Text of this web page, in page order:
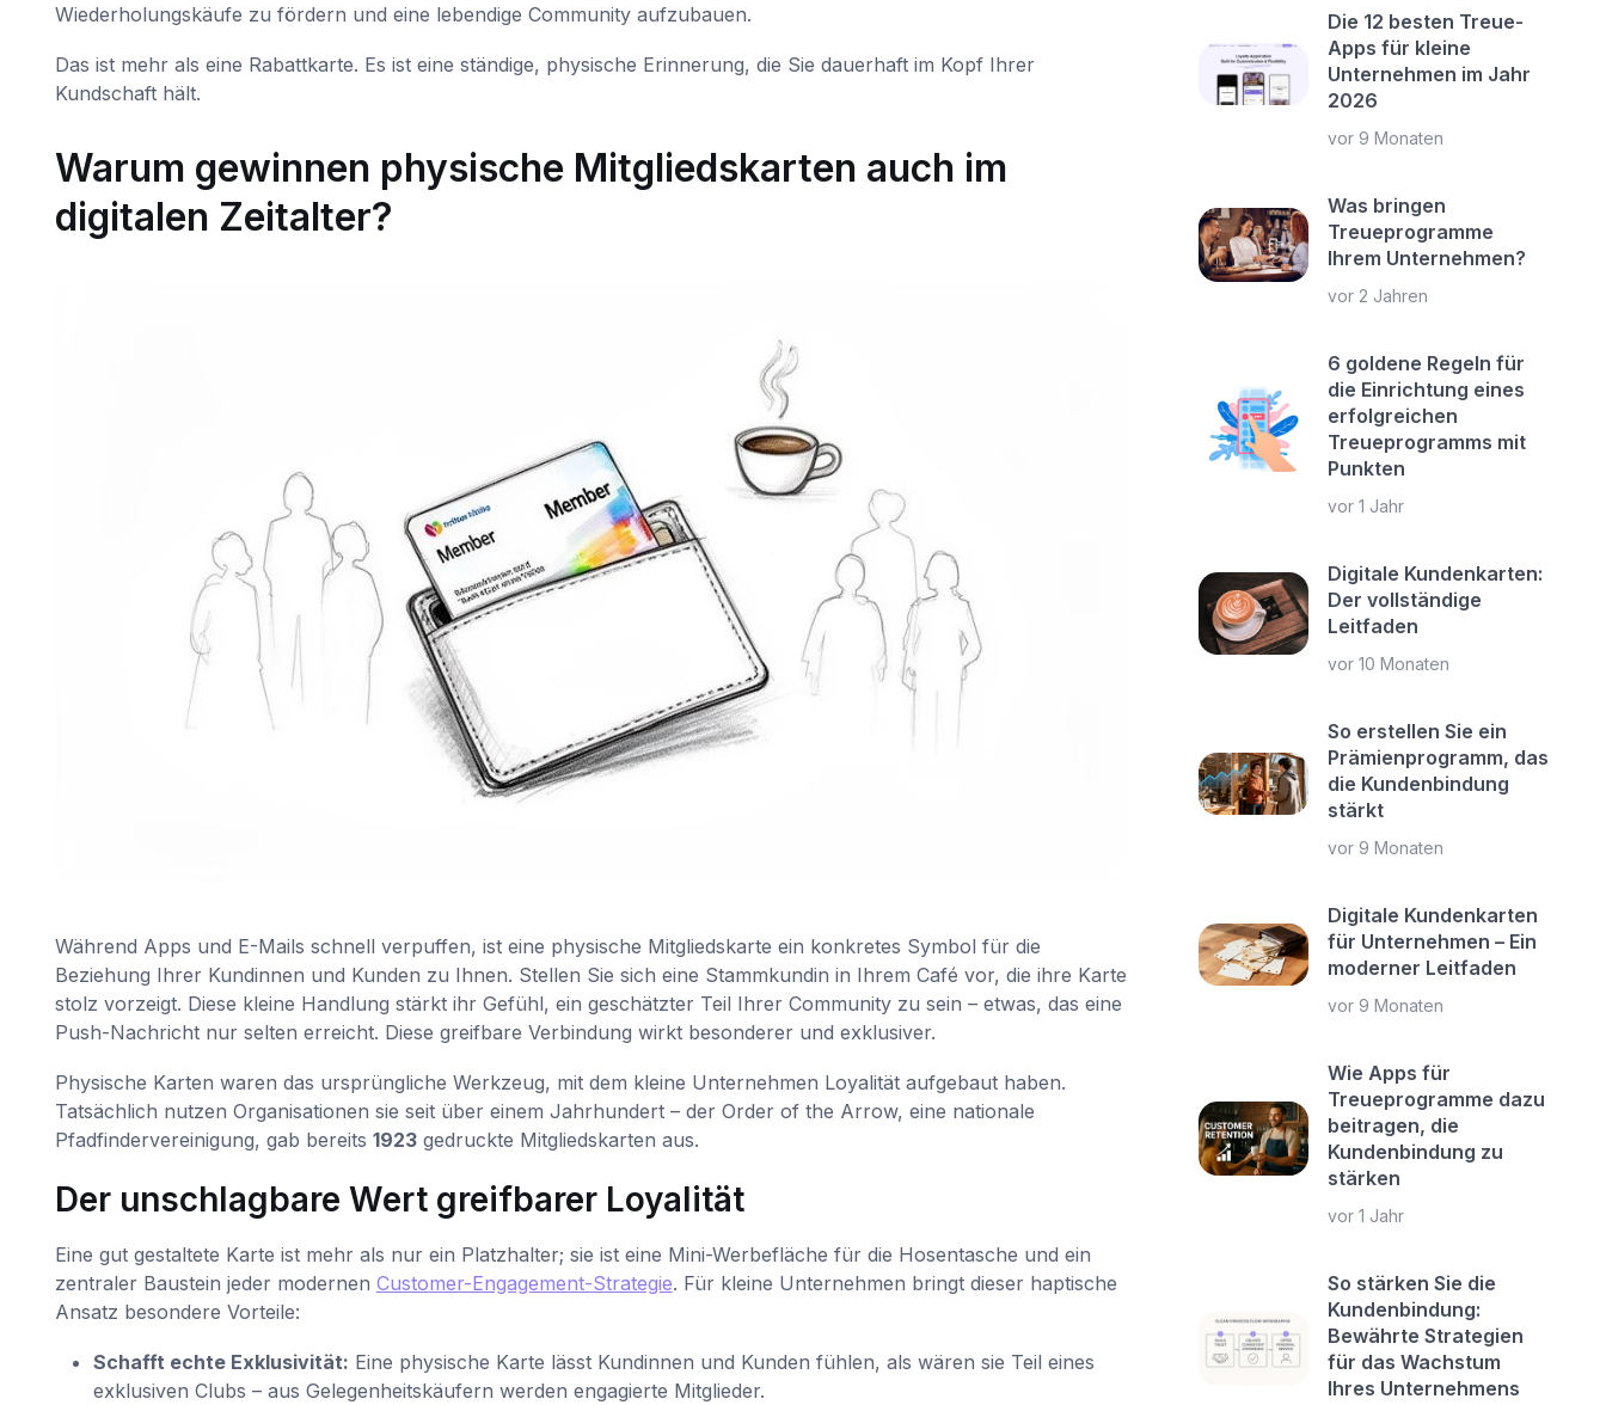
Wiederholungskäufe zu fördern und eine lebendige Community aufzubauen.
Das ist mehr als eine Rabattkarte. Es ist eine ständige, physische Erinnerung, die Sie dauerhaft im Kopf Ihrer
Kundschaft hält.
Warum gewinnen physische Mitgliedskarten auch im
digitalen Zeitalter?
Während Apps und E-Mails schnell verpuffen, ist eine physische Mitgliedskarte ein konkretes Symbol für die
Beziehung Ihrer Kundinnen und Kunden zu Ihnen. Stellen Sie sich eine Stammkundin in Ihrem Café vor, die ihre Karte
stolz vorzeigt. Diese kleine Handlung stärkt ihr Gefühl, ein geschätzter Teil Ihrer Community zu sein – etwas, das eine
Push-Nachricht nur selten erreicht. Diese greifbare Verbindung wirkt besonderer und exklusiver.
Physische Karten waren das ursprüngliche Werkzeug, mit dem kleine Unternehmen Loyalität aufgebaut haben.
Tatsächlich nutzen Organisationen sie seit über einem Jahrhundert – der Order of the Arrow, eine nationale
Pfadfindervereinigung, gab bereits 1923gedruckte Mitgliedskarten aus.
Der unschlagbare Wert greifbarer Loyalität
Eine gut gestaltete Karte ist mehr als nur ein Platzhalter; sie ist eine Mini-Werbefläche für die Hosentasche und ein
zentraler Baustein jeder modernen Customer-Engagement-Strategie. Für kleine Unternehmen bringt dieser haptische
Ansatz besondere Vorteile:
Schafft echte Exklusivität: Eine physische Karte lässt Kundinnen und Kunden fühlen, als wären sie Teil eines
exklusiven Clubs – aus Gelegenheitskäufern werden engagierte Mitglieder.
Die 12 besten Treue-
Apps für kleine
Unternehmen im Jahr
2026
vor 9 Monaten
Was bringen
Treueprogramme
Ihrem Unternehmen?
vor 2 Jahren
6 goldene Regeln für
die Einrichtung eines
erfolgreichen
Treueprogramms mit
Punkten
vor 1 Jahr
Digitale Kundenkarten:
Der vollständige
Leitfaden
vor 10 Monaten
So erstellen Sie ein
Prämienprogramm, das
die Kundenbindung
stärkt
vor 9 Monaten
Digitale Kundenkarten
für Unternehmen – Ein
moderner Leitfaden
vor 9 Monaten
Wie Apps für
Treueprogramme dazu
beitragen, die
Kundenbindung zu
stärken
vor 1 Jahr
So stärken Sie die
Kundenbindung:
Bewährte Strategien
für das Wachstum
Ihres Unternehmens